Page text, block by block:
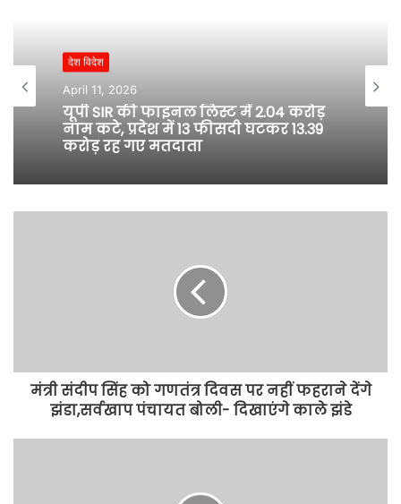
देश विदेश
April 11, 2026
यूपी SIR की फाइनल लिस्ट में 2.04 करोड़
नाम कटे, प्रदेश में 13 फीसदी घटकर 13.39
करोड़ रह गए मतदाता
मंत्री संदीप सिंह को गणतंत्र दिवस पर नहीं फहराने देंगे
झंडा,सर्वखाप पंचायत बोली- दिखाएंगे काले झंडे